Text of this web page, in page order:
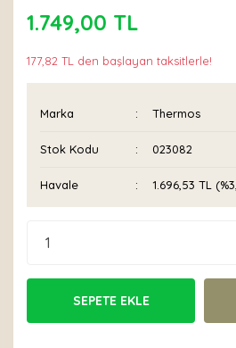
1.749,00 TL
177,82 TL den başlayan taksitlerle!
Marka Thermos
Stok Kodu 023082
Havale 1.696,53 TL
SEPETE EKLE